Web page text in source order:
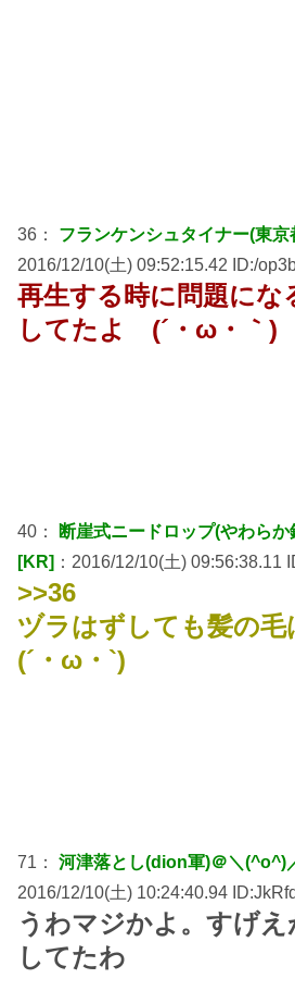
36： フランケンシュタイナー(東
2016/12/10(土) 09:52:15.42 ID:/
再生する時に問題にな
してたよ (´・ω・｀)
40：
断崖式ニードロップ(やわら
[KR] ：2016/12/10(土) 09:56:38.11
>>36
ヅラはずしても髪の毛
(´・ω・`)
71： 河津落とし(dion軍)＠＼(^o^)
2016/12/10(土) 10:24:40.94
うわマジかよ。すげ
してたわ